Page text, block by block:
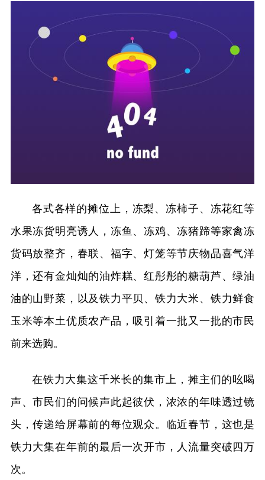
各式各样的摊位上，冻梨、冻柿子、冻花红等
水果冻货明亮诱人，冻鱼、冻鸡、冻猪蹄等家禽冻
货码放整齐，春联、福字、灯笼等节庆物品喜气洋
洋，还有金灿灿的油炸糕、红彤彤的糖葫芦、绿油
油的山野菜，以及铁力平贝、铁力大米、铁力鲜食
玉米等本土优质农产品，吸引着一批又一批的市民
前来选购。
在铁力大集这千米长的集市上，摊主们的吆喝
声、市民们的问候声此起彼伏，浓浓的年味透过镜
头，传递给屏幕前的每位观众。临近春节，这也是
铁力大集在年前的最后一次开市，人流量突破四万
次。